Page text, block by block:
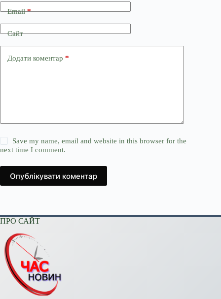
Email*
Сайт
Додати коментар *
Save my name, email and website in this browser for the
next time I comment.
Опублікувати коментар
ПРО САЙТ